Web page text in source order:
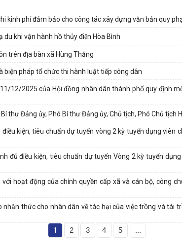
kinh phí đảm bảo cho công tác xây dựng văn bản quy
du khi vận hành hồ thủy điện Hòa Bình
trên địa bàn xã Hùng Thắng
biện pháp tổ chức thi hành luật tiếp công dân
12/2025 của Hội đồng nhân dân thành phố quy định
thư Đảng ủy, Phó Bí thư Đảng ủy, Chủ tịch, Phó Chủ tịch
kiện, tiêu chuẩn dự tuyển vòng 2 kỳ tuyển dụng viên
đủ điều kiện, tiêu chuẩn dự tuyển Vòng 2 kỳ tuyển
hoạt động của chính quyền cấp xã và cán bộ, công
nhận thức cho nhân dân về tác hại của việc trồng và tái
1 2 3 4 5 ...